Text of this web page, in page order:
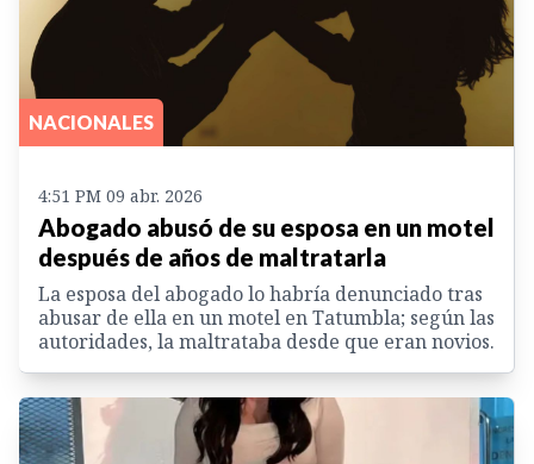
NACIONALES
4:51 PM 09 abr. 2026
Abogado abusó de su esposa en un motel
después de años de maltratarla
La esposa del abogado lo habría denunciado tras
abusar de ella en un motel en Tatumbla; según las
autoridades, la maltrataba desde que eran novios.